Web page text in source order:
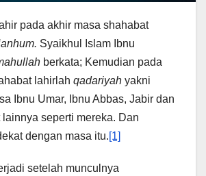
pada akhir masa shahabat
Syaikhul Islam Ibnu
berkata; Kemudian pada
lahirlah qadariyah yakni
Ibnu Umar, Ibnu Abbas, Jabir dan
seperti mereka. Dan
dengan masa itu.[1]
setelah munculnya